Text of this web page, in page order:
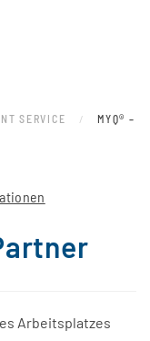
SERVICE
MYQ® –
Arbeitsplatzes